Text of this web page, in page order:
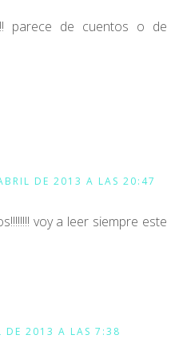
parece de cuentos o de
DE 2013 A LAS 20:47
voy a leer siempre este
DE 2013 A LAS 7:38